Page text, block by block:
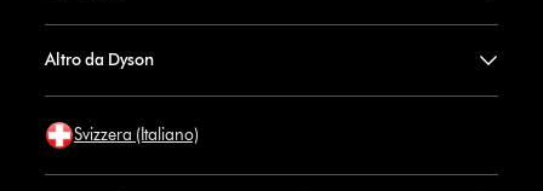
Altro da Dyson
Svizzera (Italiano)